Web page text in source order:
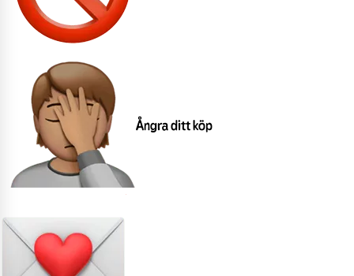
Ångra ditt köp